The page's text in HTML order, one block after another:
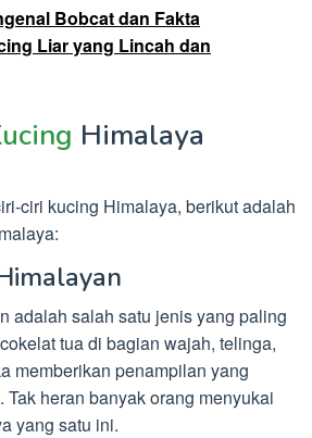
Bobcat dan Fakta
Liar yang Lincah dan
Himalaya
ciri kucing Himalaya, berikut adalah
adalah salah satu jenis yang paling
tua di bagian wajah, telinga,
memberikan penampilan yang
heran banyak orang menyukai
yang satu ini.